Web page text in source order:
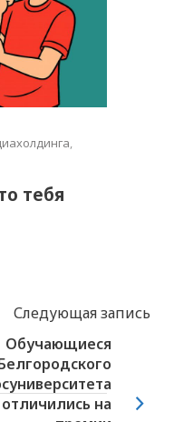
,
тебя
Следующая запись
Обучающиеся
отличились на